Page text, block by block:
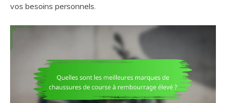
vos besoins personnels.